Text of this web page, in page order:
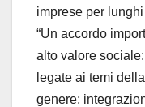
imprese per lunghi
“Un accordo
alto valore
legate ai temi
genere;